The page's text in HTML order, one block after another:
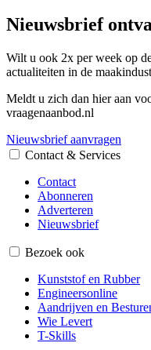
Nieuwsbrief
Wilt u ook 2x per week op
actualiteiten in de
Meldt u zich dan hier aan
vraagenaanbod.nl
Nieuwsbrief aanvragen
Contact & Services
Contact
Abonneren
Adverteren
Nieuwsbrief
Bezoek ook
Kunststof en Rubber
Engineersonline
Aandrijven en
Wie Levert
T-Skills